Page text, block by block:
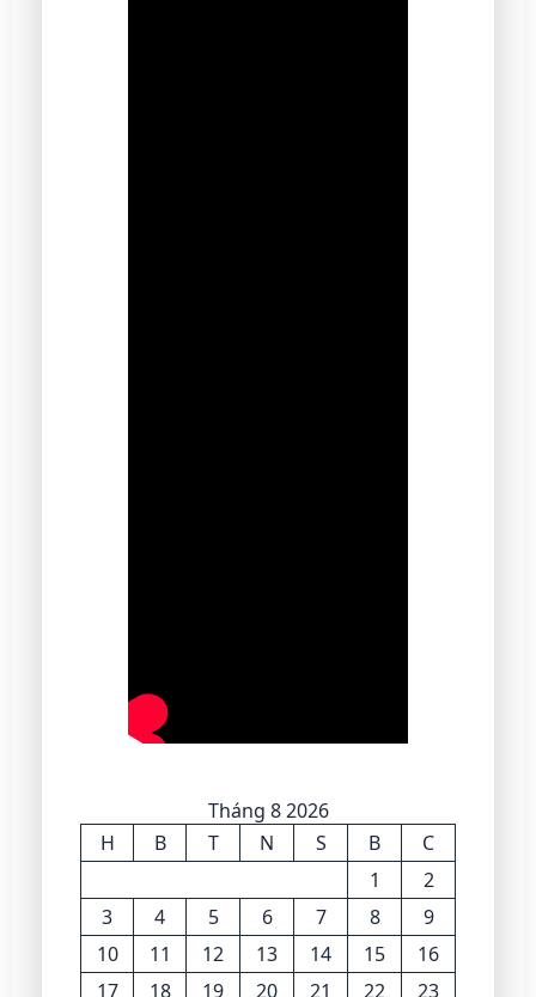
Tháng 8 2026
H
B T N S B
C
1
2
3
4 5 6 7 8
9
10
11 12 13 14 15
16
17
18 19 20 21 22 23